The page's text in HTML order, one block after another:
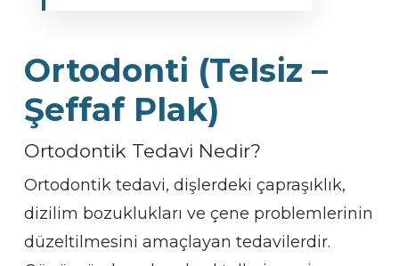
Ortodonti (Telsiz –
Şeffaf Plak)
Ortodontik Tedavi Nedir?
Ortodontik tedavi, dişlerdeki çapraşıklık,
dizilim bozuklukları ve çene problemlerinin
düzeltilmesini amaçlayan tedavilerdir.